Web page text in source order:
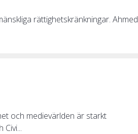
rättighetskränkningar. Ahmed
och medievärlden är starkt